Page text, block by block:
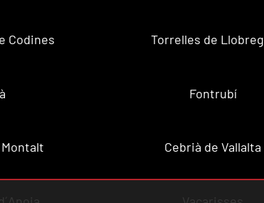
Codines Torrelles de
Fontrubí
Cebrià de Vallalta